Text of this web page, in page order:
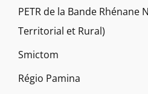
PETR de la Bande
Territorial et Rural)
Smictom
Régio Pamina